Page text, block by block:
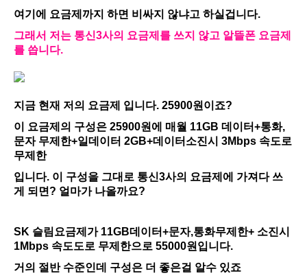
여기에 요금제까지 하면 비싸지 않냐고 하실겁니다.
그래서 저는 통신3사의 요금제를 쓰지 않고 알뜰폰 요금제
를 씁니다.
지금 현재 저의 요금제 입니다. 25900원이죠?
이 요금제의 구성은 25900원에 매월 11GB 데이터+통화,
문자 무제한+일데이터 2GB+데이터소진시 3Mbps 속도로
무제한
입니다. 이 구성을 그대로 통신3사의 요금제에 가져다 쓰
게 되면? 얼마가 나올까요?
SK 슬림요금제가 11GB데이터+문자,통화무제한+ 소진시
1Mbps 속도도로 무제한으로 55000원입니다.
거의 절반 수준인데 구성은 더 좋은걸 알수 있죠